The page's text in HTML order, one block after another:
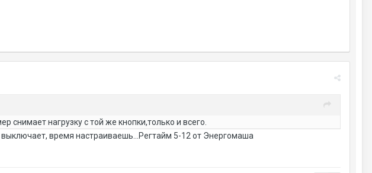
снимает нагрузку с той же кнопки,только и всего.
время настраиваешь...Регтайм 5-12 от Энергомаша